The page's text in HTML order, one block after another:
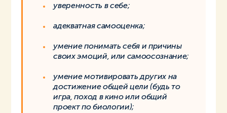
уверенность в себе;
адекватная самооценка;
умение понимать себя и причины
своих эмоций, или самоосознание;
умение мотивировать других на
достижение общей цели (будь то
игра, поход в кино или общий
проект по биологии);